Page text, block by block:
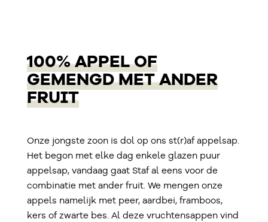
100% APPEL OF
GEMENGD MET ANDER
FRUIT
Onze jongste zoon is dol op ons st(r)af appelsap.
Het begon met elke dag enkele glazen puur
appelsap, vandaag gaat Staf al eens voor de
combinatie met ander fruit. We mengen onze
appels namelijk met peer, aardbei, framboos,
kers of zwarte bes. Al deze vruchtensappen vind